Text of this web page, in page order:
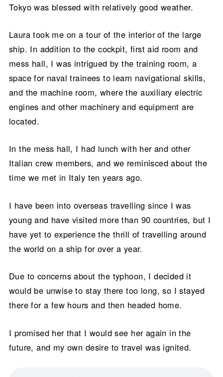
Tokyo was blessed with relatively good weather.
Laura took me on a tour of the interior of the large
ship. In addition to the cockpit, first aid room and
mess hall, I was intrigued by the training room, a
space for naval trainees to learn navigational skills,
and the machine room, where the auxiliary electric
engines and other machinery and equipment are
located.
In the mess hall, I had lunch with her and other
Italian crew members, and we reminisced about the
time we met in Italy ten years ago.
I have been into overseas travelling since I was
young and have visited more than 90 countries, but I
have yet to experience the thrill of travelling around
the world on a ship for over a year.
Due to concerns about the typhoon, I decided it
would be unwise to stay there too long, so I stayed
there for a few hours and then headed home.
I promised her that I would see her again in the
future, and my own desire to travel was ignited.